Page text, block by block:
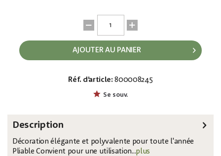
AJOUTER AU PANIER
Réf. d’article: 800008245
Se souv.
Description
Décoration élégante et polyvalente pour toute l'année
Pliable Convient pour une utilisation...plus